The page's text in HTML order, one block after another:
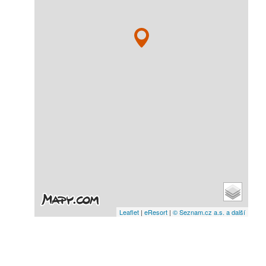
Leaflet | eResort | © Seznam.cz a.s. a další